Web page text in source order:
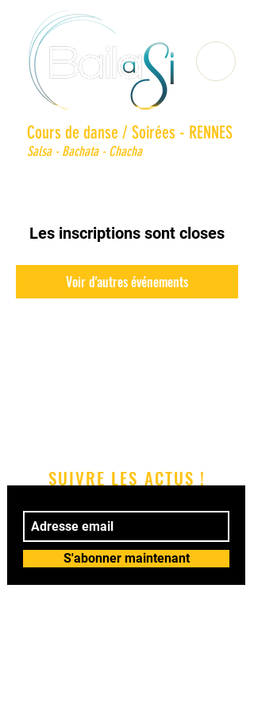
Cours de danse / Soirées - RENNES
Salsa - Bachata - Chacha
Les inscriptions sont closes
Voir d'autres événements
SUIVRE LES ACTUS !
S'abonner maintenant